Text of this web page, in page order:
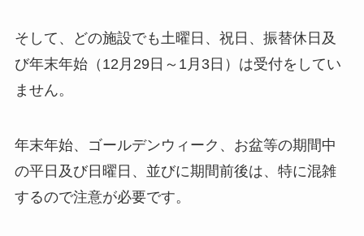
そして、どの施設でも土曜日、祝日、振替休日及
び年末年始（12月29日～1月3日）は受付をしてい
ません。
年末年始、ゴールデンウィーク、お盆等の期間中
の平日及び日曜日、並びに期間前後は、特に混雑
するので注意が必要です。